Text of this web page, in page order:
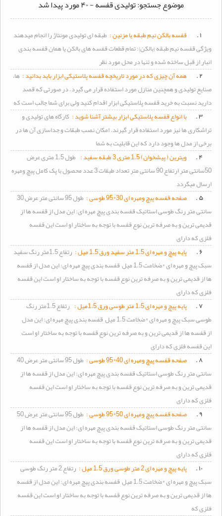
موضوع جستجو: تولیدی قفسه - ۴۰ مورد پیدا شد
۱ . قفسه بالکن نیم طبقه یا مزنین : طبقه ایتولیدیمونتاژ را انجام میدهند
ویژگی قفسه نیم طبقه {بالکن}: تمام قطعات قفسه های بالکن یا همان قفسه بندی
انبار از قبل ساخته شده و تنها در محل مورد نظر
۲ .
همه آن چیزی که در مورد تاریخچه قفسه پلاستیکی ابزار باید بدانید : ها،
صنایعتولیدیو همچنین منازل مورد استفاده قرار می گیرد. در صورتی که قصد
دارید نسبت به خرید قفسه پلاستیکی ابزار اقدام کنید ولی برای شما جالب است که
۳ .
با انواع قفسه پلاستیکی ابزار بیشتر آشنا شوید : کارگاه هایتولیدیو
تراشکاری ها نیز مورد استفاده قرار گیرند. امکان نصب طبقات و جداسازی آن ها در
برخی از مدل ها وجود دارد که این قابلیت به شما
۴ .
ویترین ( پیشخوان) 1.5 متری 3 طبقه سفید :
طول 1.5 متری عرض
50سانتی متر ارتفاع 90 سانتی متر تعداد طبقات 3 عدد محصول با پک کامل پیچ ومهره
ارسال میگردد
۵ .
صفحه قفسه پیچ ومهره ای 30*95 طوسی :
طول 95 سانتی متر عرض 30
سانتی متر رنگ طوسی استاتیک قفسه بندی پیچ مهره ای: این مدل از قفسه ها از
قدیمی ترین و به صرفه ترین نوع قفسه با توجه به ساختار او است این قفسه
فلزی که دارای
۶ .
پایه پیچ و مهره ای 1.5 متر سفید ورق 1.5 میل :
رتفاع 1.5متر رنگ سفید
سبک پیچ و مهره ای *ضخامت 1.5 میل قفسه بندی پیچ مهره ای: این مدل از قفسه
ها از قدیمی ترین و به صرفه ترین نوع قفسه با توجه به ساختار او است این قفسه
فلزی که دارای
۷ .
پایه پیچ و مهره ای 1.5 متر طوسی ورق 1.5میل :
رتفاع 1.5متر رنگ
طوسی سبک پیچ و مهره ای *ضخامت 1.5 میل قفسه بندی پیچ مهره ای: این مدل
از قفسه ها از قدیمی ترین و به صرفه ترین نوع قفسه با توجه به ساختار او است
این قفسه فلزی که دارای
۸ .
صفحه قفسه پیچ ومهره ای 40*95 طوسی :
طول 95 سانتی متر عرض 40
سانتی متر رنگ طوسی استاتیک قفسه بندی پیچ مهره ای: این مدل از قفسه ها از
قدیمی ترین و به صرفه ترین نوع قفسه با توجه به ساختار او است این قفسه
فلزی که دارای
۹ .
صفحه قفسه پیچ ومهره ای 50*95 طوسی :
طول 95 سانتی متر عرض 50
سانتی متر رنگ طوسی استاتیک قفسه بندی پیچ مهره ای: این مدل از قفسه ها از
قدیمی ترین و به صرفه ترین نوع قفسه با توجه به ساختار او است این قفسه
فلزی که دارای
۱۰ .
پایه پیچ و مهره ای 2 متر طوسی ورق 1.5 میل :
رتفاع 2 متر رنگ طوسی
سبک پیچ و مهره ای *ضخامت 1.5 میل قفسه بندی پیچ مهره ای: این مدل از قفسه
ها از قدیمی ترین و به صرفه ترین نوع قفسه با توجه به ساختار او است این قفسه
فلزی که